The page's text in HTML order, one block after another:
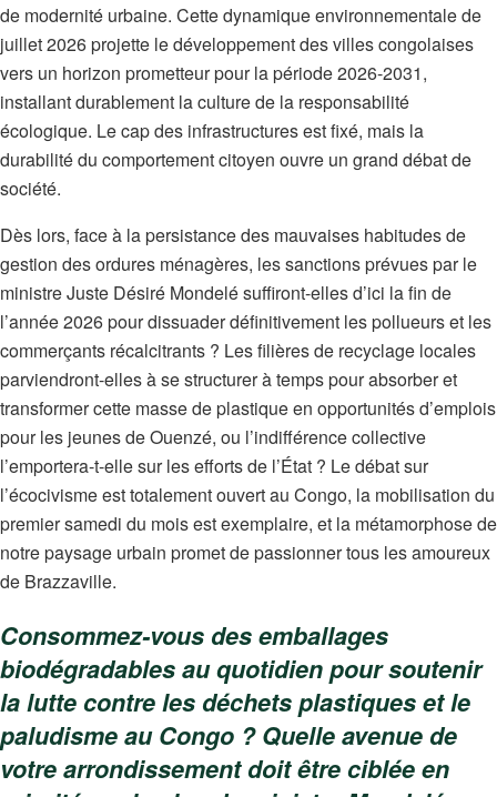
de modernité urbaine. Cette dynamique environnementale de
juillet 2026 projette le développement des villes congolaises
vers un horizon prometteur pour la période 2026-2031,
installant durablement la culture de la responsabilité
écologique. Le cap des infrastructures est fixé, mais la
durabilité du comportement citoyen ouvre un grand débat de
société.
Dès lors, face à la persistance des mauvaises habitudes de
gestion des ordures ménagères, les sanctions prévues par le
ministre Juste Désiré Mondelé suffiront-elles d’ici la fin de
l’année 2026 pour dissuader définitivement les pollueurs et les
commerçants récalcitrants ? Les filières de recyclage locales
parviendront-elles à se structurer à temps pour absorber et
transformer cette masse de plastique en opportunités d’emplois
pour les jeunes de Ouenzé, ou l’indifférence collective
l’emportera-t-elle sur les efforts de l’État ? Le débat sur
l’écocivisme est totalement ouvert au Congo, la mobilisation du
premier samedi du mois est exemplaire, et la métamorphose de
notre paysage urbain promet de passionner tous les amoureux
de Brazzaville.
Consommez-vous des emballages
biodégradables au quotidien pour soutenir
la lutte contre les déchets plastiques et le
paludisme au Congo ? Quelle avenue de
votre arrondissement doit être ciblée en